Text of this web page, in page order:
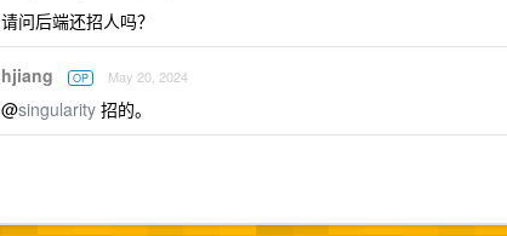
请问后端还招人吗？
hjiang OP May 20, 2024
@singularity 招的。